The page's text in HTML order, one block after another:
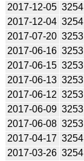
2017-12-05 3254
2017-12-04 3254
2017-07-20 3253
2017-06-16 3253
2017-06-15 3253
2017-06-13 3253
2017-06-12 3253
2017-06-09 3253
2017-06-08 3253
2017-04-17 3254
2017-03-26 3254